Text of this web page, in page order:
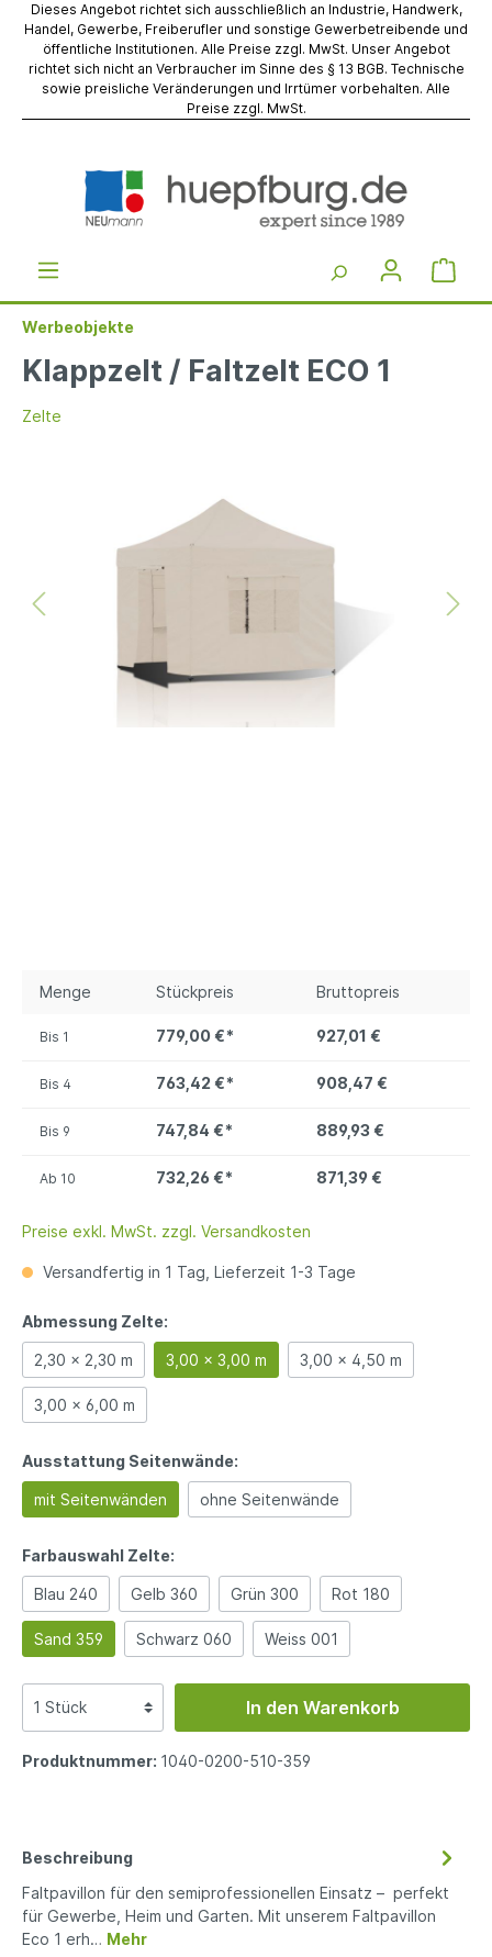
Dieses Angebot richtet sich ausschließlich an Industrie, Handwerk,
Handel, Gewerbe, Freiberufler und sonstige Gewerbetreibende und
öffentliche Institutionen. Alle Preise zzgl. MwSt. Unser Angebot
richtet sich nicht an Verbraucher im Sinne des § 13 BGB. Technische
sowie preisliche Veränderungen und Irrtümer vorbehalten. Alle
Preise zzgl. MwSt.
Werbeobjekte
Klappzelt / Faltzelt ECO 1
Zelte
Menge Stückpreis Bruttopreis
Bis 1 779,00 €* 927,01 €
Bis 4 763,42 €* 908,47 €
Bis 9 747,84 €* 889,93 €
Ab 10 732,26 €* 871,39 €
Preise exkl. MwSt. zzgl. Versandkosten
Versandfertig in 1 Tag, Lieferzeit 1-3 Tage
Abmessung Zelte:
2,30 x 2,30 m 3,00 x 3,00 m 3,00 x 4,50 m
3,00 x 6,00 m
Ausstattung Seitenwände:
mit Seitenwänden ohne Seitenwände
Farbauswahl Zelte:
Blau 240 Gelb 360 Grün 300 Rot 180
Sand 359 Schwarz 060 Weiss 001
In den Warenkorb
Produktnummer: 1040-0200-510-359
Beschreibung
Faltpavillon für den semiprofessionellen Einsatz – perfekt
für Gewerbe, Heim und Garten. Mit unserem Faltpavillon
Eco 1 erh… Mehr